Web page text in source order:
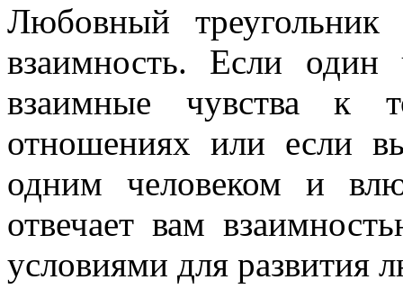
Любовный треугольник
взаимность. Если один
взаимные чувства к
отношениях или если
одним человеком и
отвечает вам
условиями для развития